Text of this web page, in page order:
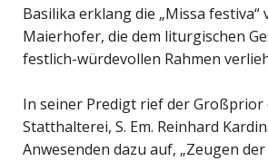
Basilika erklang die „Missa festiva“
Maierhofer, die dem liturgischen
festlich-würdevollen Rahmen
In seiner Predigt rief der Großprior
Statthalterei, S. Em. Reinhard
Anwesenden dazu auf, „Zeugen